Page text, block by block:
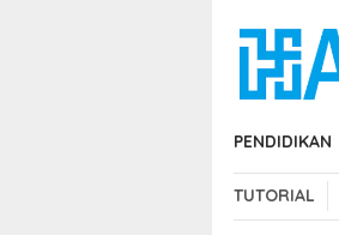
content
PENDIDIKAN
TUTORIAL